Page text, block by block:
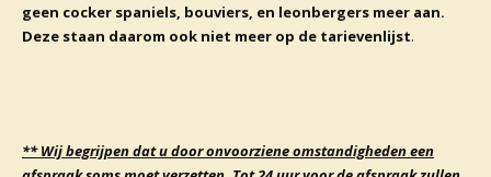
geen cocker spaniels, bouviers, en leonbergers meer aan.
Deze staan daarom ook niet meer op de tarievenlijst.
** Wij begrijpen dat u door onvoorziene omstandigheden een